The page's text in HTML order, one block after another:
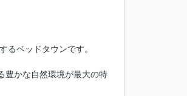
るベッドタウンです。
豊かな自然環境が最大の特